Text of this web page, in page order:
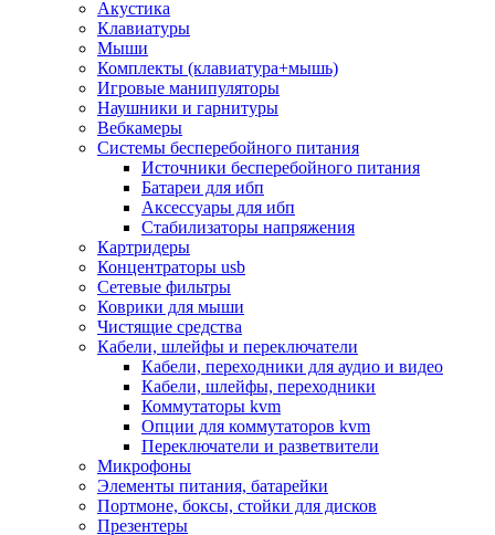
Серверы
Программное обеспечение
Операционные системы
Антивирусное по
Офисные приложения
Неттопы, тонкие клиенты, платформы nuc
Микрокомпьютеры
Опции для компьютеров
Бытовая техника
Кухонная техника
Блендеры, измельчители
Блинницы
Вакуумные упаковщики
Весы кухонные
Гриль
Дистилляторы
Йогуртницы
Кофеварки и кофемашины
Кофемолки
Кухонные комбайны
Ломтерезки
Микроволновые печи
Миксеры
Мини-печи
Мойки
Мультиварки
Акустика
Клавиатуры
Мыши
Комплекты (клавиатура+мышь)
Игровые манипуляторы
Наушники и гарнитуры
Вебкамеры
Системы бесперебойного питания
Источники бесперебойного питания
Батареи для ибп
Аксессуары для ибп
Стабилизаторы напряжения
Картридеры
Концентраторы usb
Сетевые фильтры
Коврики для мыши
Чистящие средства
Кабели, шлейфы и переключатели
Кабели, переходники для аудио и видео
Кабели, шлейфы, переходники
Коммутаторы kvm
Опции для коммутаторов kvm
Переключатели и разветвители
Микрофоны
Элементы питания, батарейки
Портмоне, боксы, стойки для дисков
Презентеры